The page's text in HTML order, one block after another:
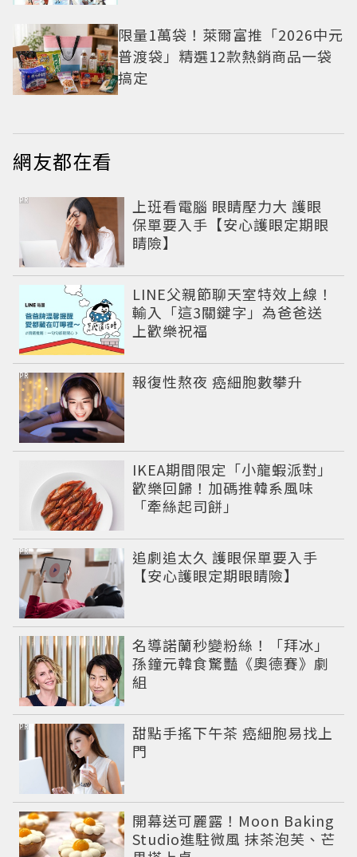
限量1萬袋！萊爾富推「2026中元
普渡袋」精選12款熱銷商品一袋
搞定
網友都在看
上班看電腦 眼睛壓力大 護眼
保單要入手【安心護眼定期眼
睛險】
PR
LINE父親節聊天室特效上線！
輸入「這3關鍵字」為爸爸送
上歡樂祝福
報復性熬夜 癌細胞數攀升
PR
IKEA期間限定「小龍蝦派對」
歡樂回歸！加碼推韓系風味
「牽絲起司餅」
追劇追太久 護眼保單要入手
【安心護眼定期眼睛險】
PR
名導諾蘭秒變粉絲！「拜冰」
孫鐘元韓食驚豔《奧德賽》劇
組
甜點手搖下午茶 癌細胞易找上
門
PR
開幕送可麗露！Moon Baking
Studio進駐微風 抹茶泡芙、芒